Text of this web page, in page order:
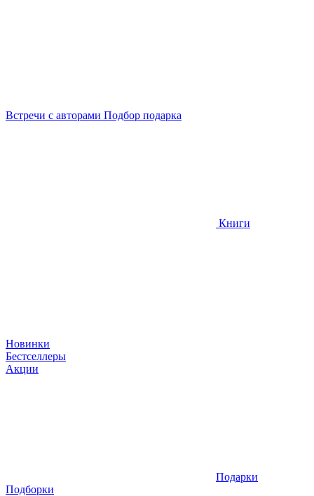
Встречи с авторами Подбор подарка
Книги
Новинки
Бестселлеры
Акции
Подарки
Подборки